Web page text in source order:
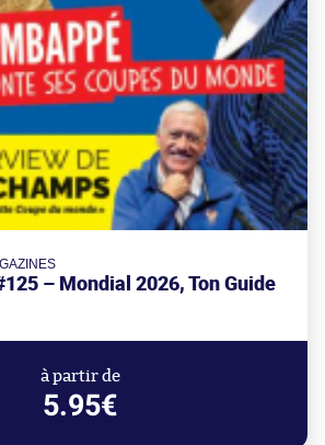
– Mondial 2026, Ton Guide
à partir de
5.95€